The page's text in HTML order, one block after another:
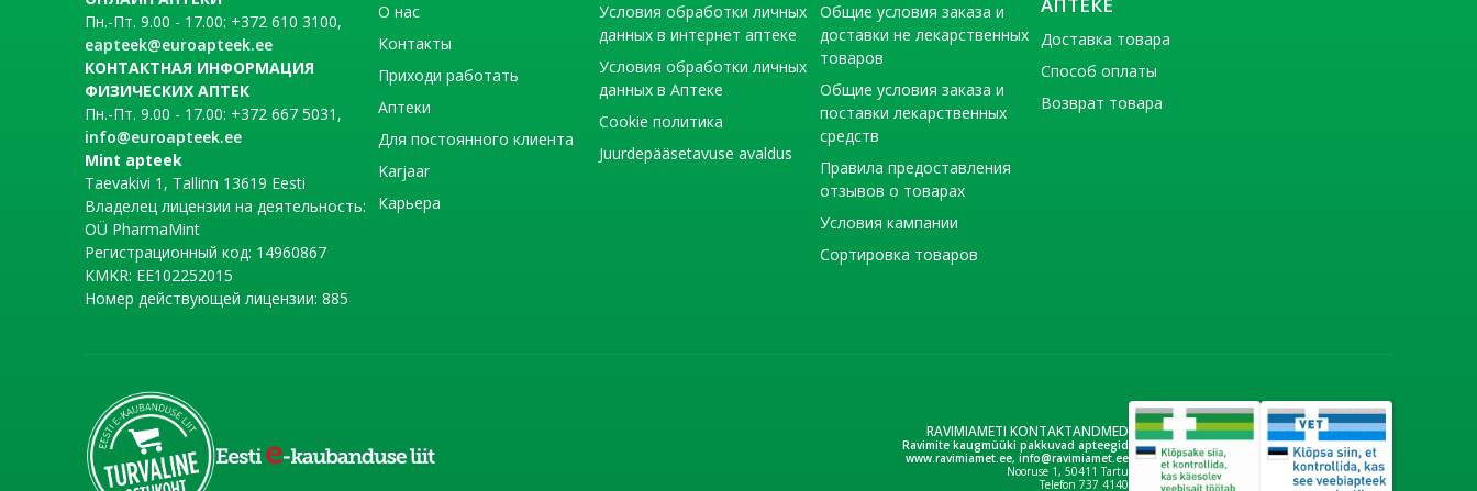
Пн.-Пт. 9.00 - 17.00: +372 610 3100,
eapteek@euroapteek.ee
КОНТАКТНАЯ ИНФОРМАЦИЯ
ФИЗИЧЕСКИХ АПТЕК
Пн.-Пт. 9.00 - 17.00: +372 667 5031,
info@euroapteek.ee
Mint apteek
Taevakivi 1, Tallinn 13619 Eesti
Владелец лицензии на деятельность:
OÜ PharmaMint
Регистрационный код: 14960867
KMKR: EE102252015
Номер действующей лицензии: 885
О нас
Контакты
Приходи работать
Аптеки
Для постоянного клиента
Karjaar
Карьера
Условия обработки личных
данных в интернет аптеке
Условия обработки личных
данных в Аптеке
Cookie политика
Juurdepääsetavuse avaldus
Общие условия заказа и
доставки не лекарственных
товаров
Общие условия заказа и
поставки лекарственных
средств
Правила предоставления
отзывов о товарах
Условия кампании
Сортировка товаров
Доставка товара
Способ оплаты
Возврат товара
RAVIMIAMETI KONTAKTANDMED
Ravimite kaugmüüki pakkuvad apteegid
www.ravimiamet.ee, info@ravimiamet.ee
Nooruse 1, 50411 Tartu
Telefon 737 4140